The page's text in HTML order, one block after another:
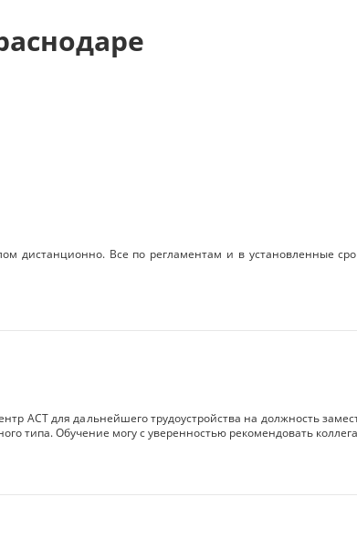
дистанционно. Все по регламентам и в установленные
АСТ для дальнейшего трудоустройства на должность
типа. Обучение могу с уверенностью рекомендовать